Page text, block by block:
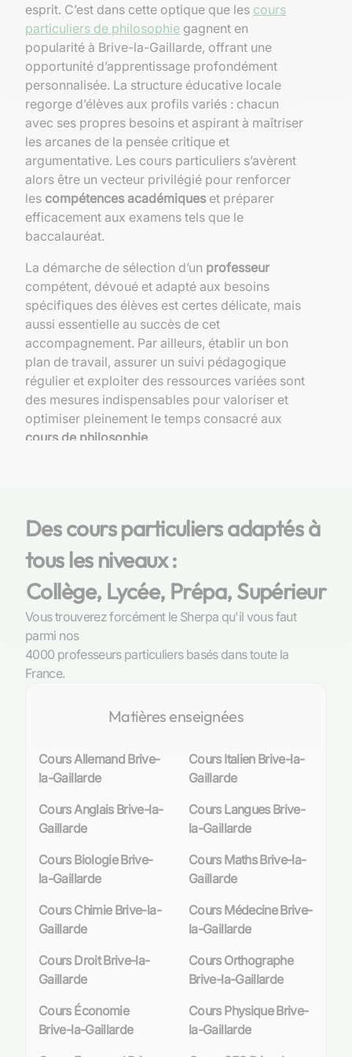
esprit. C’est dans cette optique que les cours
particuliers de philosophie gagnent en
popularité à Brive-la-Gaillarde, offrant une
opportunité d’apprentissage profondément
personnalisée. La structure éducative locale
regorge d’élèves aux profils variés : chacun
avec ses propres besoins et aspirant à maîtriser
les arcanes de la pensée critique et
argumentative. Les cours particuliers s’avèrent
alors être un vecteur privilégié pour renforcer
les compétences académiques et préparer
efficacement aux examens tels que le
baccalauréat.
La démarche de sélection d’un professeur
compétent, dévoué et adapté aux besoins
spécifiques des élèves est certes délicate, mais
aussi essentielle au succès de cet
accompagnement. Par ailleurs, établir un bon
plan de travail, assurer un suivi pédagogique
régulier et exploiter des ressources variées sont
des mesures indispensables pour valoriser et
optimiser pleinement le temps consacré aux
cours de philosophie
Brive-la-Gaillarde
Le système éducatif local et l’enseignement de
la philosophie
À Brive-la-Gaillarde, comme partout en France,
la philosophie occupe une place prépondérante
dans le curriculum des lycéens, notamment en
classe terminale. Cette discipline vise à aiguiser
discernement les questions fondamentales de
elle représente un défi pour bon nombre
d’étudiants qui peinent parfois à saisir ses
de manière cohérente. Face à ce constat, les
cours particuliers
se révèlent être une solution
efficace pour surmonter ces obstacles.
Les élèves brivistes manifestent un intérêt
philosophie afin d’enrichir leur compréhension
et d’optimiser leurs performances académiques.
Que ce soit pour préparer minutieusement le
baccalauréat ou simplement par soif de
connaissance, ils recherchent un
Des cours particuliers adaptés à
tous les niveaux :
Collège, Lycée, Prépa, Supérieur
Vous trouverez forcément le Sherpa qu'il vous faut
parmi nos
4000 professeurs particuliers basés dans toute la
France.
Matières enseignées
Cours Allemand Brive-
la-Gaillarde
Cours Anglais Brive-la-
Gaillarde
Cours Biologie Brive-
la-Gaillarde
Cours Chimie Brive-la-
Gaillarde
Cours Droit Brive-la-
Gaillarde
Cours Économie
Brive-la-Gaillarde
Cours Italien Brive-la-
Gaillarde
Cours Langues Brive-
la-Gaillarde
Cours Maths Brive-la-
Gaillarde
Cours Médecine Brive-
la-Gaillarde
Cours Orthographe
Brive-la-Gaillarde
Cours Physique Brive-
la-Gaillarde